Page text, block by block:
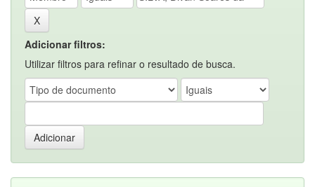
Adicionar filtros:
Utilizar filtros para refinar o resultado de busca.